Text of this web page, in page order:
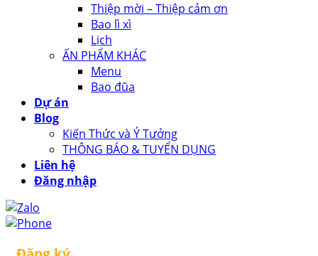
Thiệp mời – Thiệp cảm ơn
Bao lì xì
Lịch
ẤN PHẨM KHÁC
Menu
Bao đũa
Dự án
Blog
Kiến Thức và Ý Tưởng
THÔNG BÁO & TUYỂN DỤNG
Liên hệ
Đăng nhập